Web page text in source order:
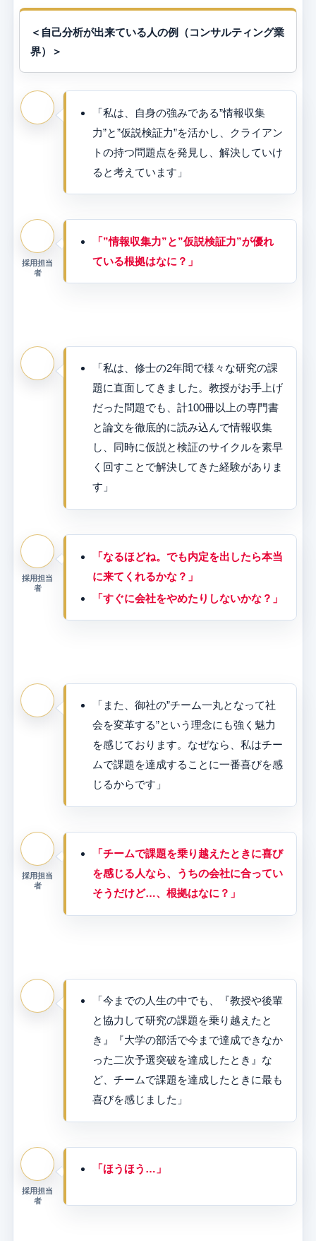
＜自己分析が出来ている人の例（コンサルティング業
界）＞
「私は、自身の強みである”情報収集
力”と”仮説検証力”を活かし、クライアン
トの持つ問題点を発見し、解決していけ
ると考えています」
採用担当
者
「”情報収集力”と”仮説検証力”が優れ
ている根拠はなに？」
「私は、修士の2年間で様々な研究の課
題に直面してきました。教授がお手上げ
だった問題でも、計100冊以上の専門書
と論文を徹底的に読み込んで情報収集
し、同時に仮説と検証のサイクルを素早
く回すことで解決してきた経験がありま
す」
採用担当
者
「なるほどね。でも内定を出したら本当
に来てくれるかな？」
「すぐに会社をやめたりしないかな？」
「また、御社の”チーム一丸となって社
会を変革する”という理念にも強く魅力
を感じております。なぜなら、私はチー
ムで課題を達成することに一番喜びを感
じるからです」
採用担当
者
「チームで課題を乗り越えたときに喜び
を感じる人なら、うちの会社に合ってい
そうだけど…、根拠はなに？」
「今までの人生の中でも、『教授や後輩
と協力して研究の課題を乗り越えたと
き』『大学の部活で今まで達成できなか
った二次予選突破を達成したとき』な
ど、チームで課題を達成したときに最も
喜びを感じました」
採用担当
者
「ほうほう…」